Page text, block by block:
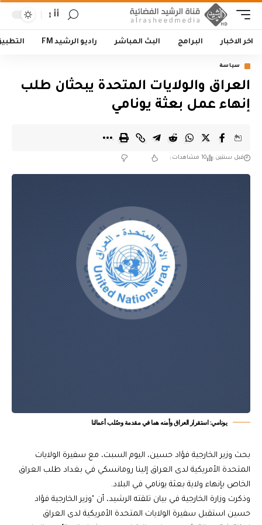
أأ
اخر الاخبار البرامج البث المباشر راديو الرشيد FM
سياسة
العراق والولايات المتحدة يبحثان طلب
إنهاء عمل بعثة يونامي
قبل سنتين 10 مشاهدات
يونامي: استقرار ⁧‫العراق‬⁩ وأمنه هما في مقدمة وصُلب أعمالنا
بحث وزير الخارجية فؤاد حسين، اليوم السبت، مع سفيرة الولايات
المتحدة الأمريكية لدى العراق إلينا رومانسكي في بغداد طلب العراق
الخاص بإنهاء ولاية بعثة يونامي في البلاد.
وذكرت وزارة الخارجية في بيان تلقته الرشيد، أن "وزير الخارجية فؤاد
حسين استقبل سفيرة الولايات المتحدة الأمريكية لدى العراق